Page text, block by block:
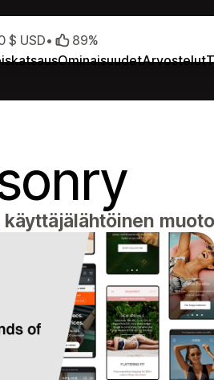
OminaisuudetArvostelut
$ USD• 89%